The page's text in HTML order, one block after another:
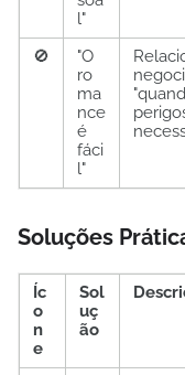
l"
🚫
"O
ro
ma
nce
é
fáci
l"
Soluções
Íc
o
n
e
Sol
uç
ão